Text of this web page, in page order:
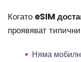
Когато eSIM
проявяват
Няма